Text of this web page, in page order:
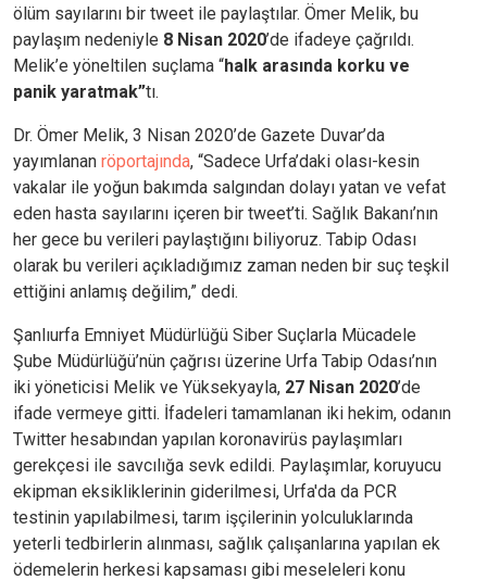
ölüm sayılarını bir tweet ile paylaştılar. Ömer Melik, bu
paylaşım nedeniyle 8 Nisan 2020’de ifadeye çağrıldı.
Melik’e yöneltilen suçlama “halk arasında korku ve
panik yaratmak”tı.
Dr. Ömer Melik, 3 Nisan 2020’de Gazete Duvar’da
yayımlanan röportajında, “Sadece Urfa’daki olası-kesin
vakalar ile yoğun bakımda salgından dolayı yatan ve vefat
eden hasta sayılarını içeren bir tweet’ti. Sağlık Bakanı’nın
her gece bu verileri paylaştığını biliyoruz. Tabip Odası
olarak bu verileri açıkladığımız zaman neden bir suç teşkil
ettiğini anlamış değilim,” dedi.
Şanlıurfa Emniyet Müdürlüğü Siber Suçlarla Mücadele
Şube Müdürlüğü’nün çağrısı üzerine Urfa Tabip Odası’nın
iki yöneticisi Melik ve Yüksekyayla, 27 Nisan 2020’de
ifade vermeye gitti. İfadeleri tamamlanan iki hekim, odanın
Twitter hesabından yapılan koronavirüs paylaşımları
gerekçesi ile savcılığa sevk edildi. Paylaşımlar, koruyucu
ekipman eksikliklerinin giderilmesi, Urfa'da da PCR
testinin yapılabilmesi, tarım işçilerinin yolculuklarında
yeterli tedbirlerin alınması, sağlık çalışanlarına yapılan ek
ödemelerin herkesi kapsaması gibi meseleleri konu